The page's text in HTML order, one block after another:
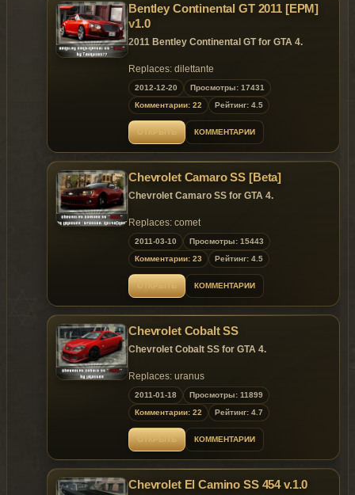
Bentley Continental GT 2011 [EPM]
v1.0
2011 Bentley Continental GT for GTA 4.
Replaces: dilettante
Model is exclusive toGtaMania
20.01.2013 !
DO NOT HOST THIS MOD ON OTHER
WEBSITE UNTIL 20.01.2013 !
2012-12-20
Просмотры: 17431
Комментарии: 22
Рейтинг: 4.5
КОММЕНТАРИИ
Chevrolet Camaro SS [Beta]
Chevrolet Camaro SS for GTA 4.
Replaces: comet
~ GTAMANIA EXCLUSIVE ~
2011-03-10
Просмотры: 15443
Комментарии: 23
Рейтинг: 4.5
КОММЕНТАРИИ
Chevrolet Cobalt SS
Chevrolet Cobalt SS for GTA 4.
Replaces: uranus
~ GTAMANIA EXCLUSIVE
Model is exclusive
toGtaMania.ru&fst.rxfly.net
2011-01-18
Просмотры: 11899
Комментарии: 22
Рейтинг: 4.7
КОММЕНТАРИИ
Chevrolet El Camino SS 454 v.1.0